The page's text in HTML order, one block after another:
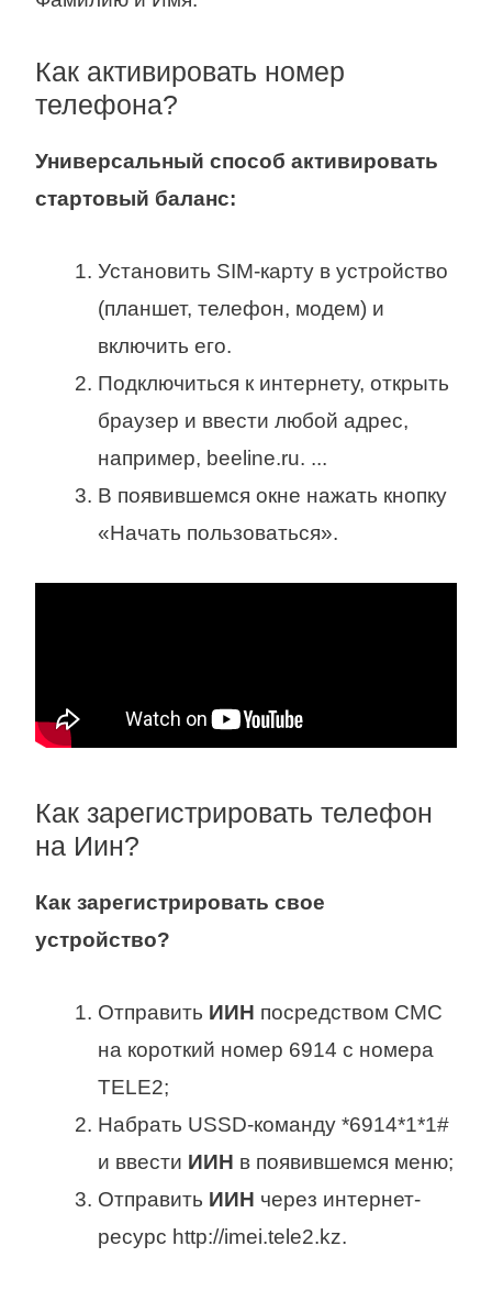
Как активировать номер
телефона?
Универсальный способ активировать
стартовый баланс:
Установить SIM-карту в устройство
(планшет, телефон, модем) и
включить его.
Подключиться к интернету, открыть
браузер и ввести любой адрес,
например, beeline.ru. ...
В появившемся окне нажать кнопку
«Начать пользоваться».
Как зарегистрировать телефон
на Иин?
Как зарегистрировать свое
устройство?
Отправить ИИН посредством СМС
на короткий номер 6914 с номера
TELE2;
Набрать USSD-команду *6914*1*1#
и ввести ИИН в появившемся меню;
Отправить ИИН через интернет-
ресурс http://imei.tele2.kz.